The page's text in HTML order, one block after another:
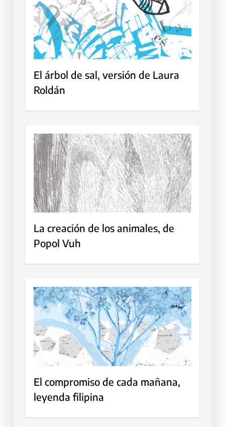
El árbol de sal, versión de Laura
Roldán
La creación de los animales, de
Popol Vuh
El compromiso de cada mañana,
leyenda filipina